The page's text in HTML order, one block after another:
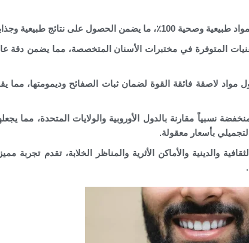
على نتائج طبيعية وجذابة.
المتوفرة في مختبرات الأسنان المتخصصة، مما يضمن دقة
لاصقة فائقة القوة لضمان ثبات الصفائح وديمومتها، مما
نسبياً مقارنة بالدول الأوروبية والولايات المتحدة، مما
بأسعار معقولة.
والدينية والأماكن الأثرية والمناظر الخلابة، تقدم تجربة